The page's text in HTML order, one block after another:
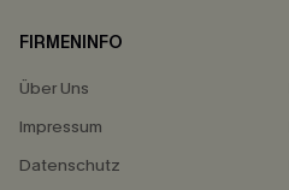
FIRMENINFO
Über Uns
Impressum
Datenschutz